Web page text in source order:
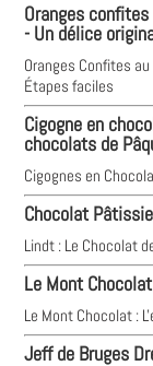
Oranges
- Un délice
Oranges Confites
Étapes faciles
Cigogne en
chocolats de
Cigognes en
Chocolat
Lindt : Le Chocolat
Le Mont
Le Mont Chocolat :
Jeff de Bruges